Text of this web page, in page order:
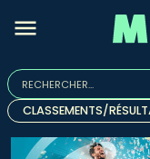
Rechercher :
Quand les résultats
CLASSEMENTS/